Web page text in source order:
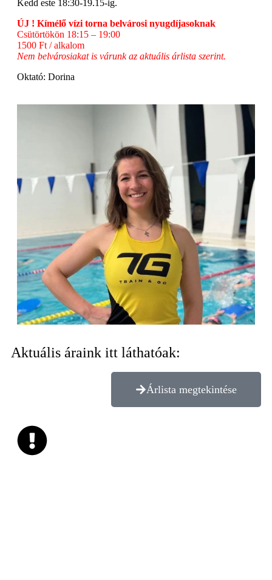
Kedd este 18:30-19.15-ig.
ÚJ ! Kímélő vízi torna belvárosi nyugdíjasoknak
Csütörtökön 18:15 – 19:00
1500 Ft / alkalom
Nem belvárosiakat is várunk az aktuális árlista szerint.
Oktató: Dorina
Aktuális áraink itt láthatóak:
Árlista megtekintése